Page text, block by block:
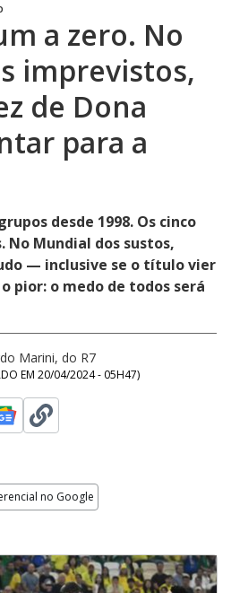
a zero. No
imprevistos,
de Dona
para a
desde 1998. Os cinco
Mundial dos sustos,
— inclusive se o título vier
pior: o medo de todos será
Marini, do R7
EM 20/04/2024 - 05H47)
no Google